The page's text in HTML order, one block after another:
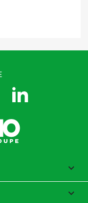
DMO
Instagram

